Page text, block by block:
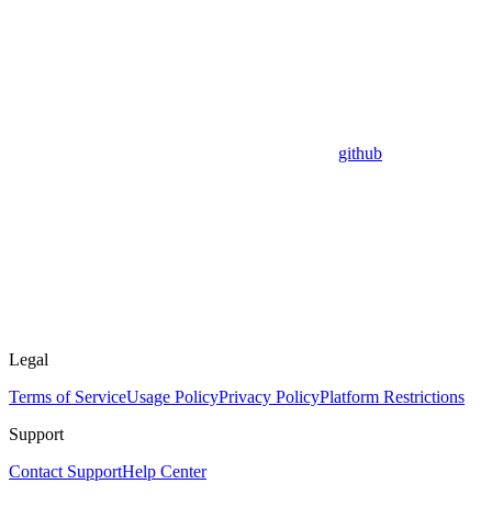
github
Legal
Terms of ServiceUsage PolicyPrivacy PolicyPlatform Restrictions
Support
Contact SupportHelp Center